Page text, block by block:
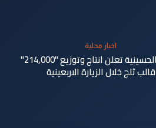
اخبار محلية
العتبة الحسينية تعلن انتاج وتوزيع "214,000"
قالب ثلج خلال الزيارة الاربعينية